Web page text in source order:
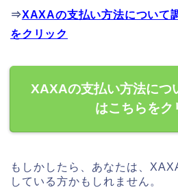
⇒XAXAの支払い方法について
をクリック
XAXAの支払い方法につ
はこちらをク
もしかしたら、あなたは、
している方かもしれません。